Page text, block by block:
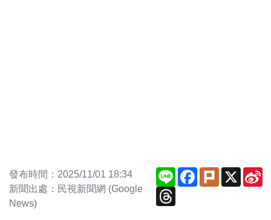
發布時間：2025/11/01 18:34
新聞出處：民視新聞網 (Google
News)
Line Facebook
PlurkX
Threads